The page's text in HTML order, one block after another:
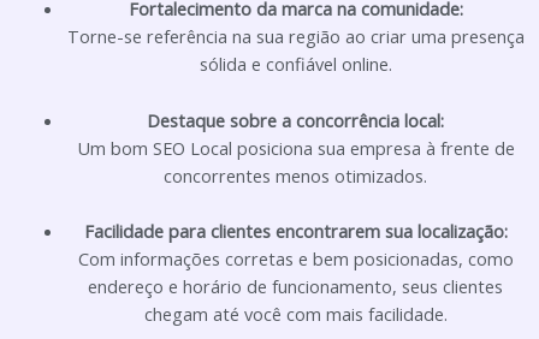
Fortalecimento da marca na comunidade:
Torne-se referência na sua região ao criar uma presença
sólida e confiável online.
Destaque sobre a concorrência local:
Um bom SEO Local posiciona sua empresa à frente de
concorrentes menos otimizados.
Facilidade para clientes encontrarem sua localização:
Com informações corretas e bem posicionadas, como
endereço e horário de funcionamento, seus clientes
chegam até você com mais facilidade.